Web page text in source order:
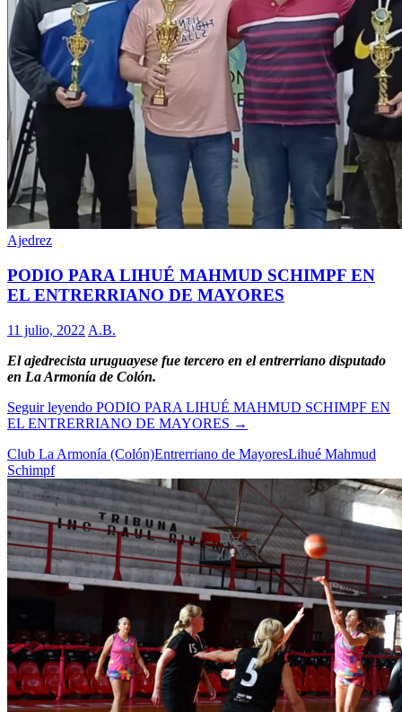
Ajedrez
PODIO PARA LIHUÉ MAHMUD SCHIMPF EN
EL ENTRERRIANO DE MAYORES
11 julio, 2022 A.B.
El ajedrecista uruguayese fue tercero en el entrerriano disputado
en La Armonía de Colón.
Seguir leyendo PODIO PARA LIHUÉ MAHMUD SCHIMPF EN
EL ENTRERRIANO DE MAYORES →
Club La Armonía (Colón)Entrerriano de MayoresLihué Mahmud
Schimpf